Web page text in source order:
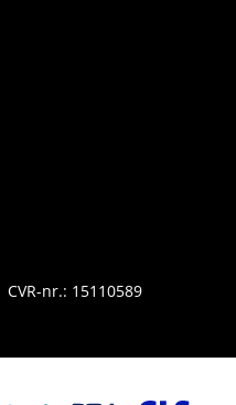
CVR-nr.: 15110589